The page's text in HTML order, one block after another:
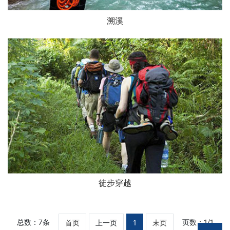
溯溪
徒步穿越
总数：7条 首页 上一页 1 末页 页数：1/1